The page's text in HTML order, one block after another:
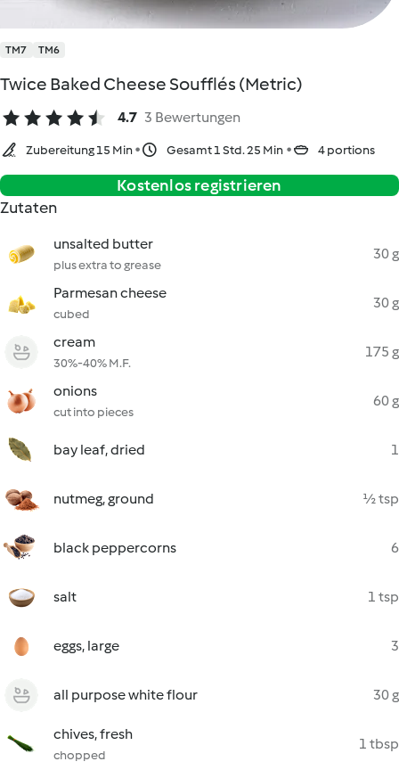
TM7 TM6
Twice Baked Cheese Soufflés (Metric)
4.7 3 Bewertungen
Zubereitung 15 Min Gesamt 1 Std. 25 Min 4 portions
Kostenlos registrieren
Zutaten
unsalted butter
plus extra to grease
30 g
Parmesan cheese
cubed
30 g
cream
30%-40% M.F.
175 g
onions
cut into pieces
60 g
bay leaf, dried 1
nutmeg, ground ½ tsp
black peppercorns 6
salt 1 tsp
eggs, large 3
all purpose white flour 30 g
chives, fresh
chopped
1 tbsp